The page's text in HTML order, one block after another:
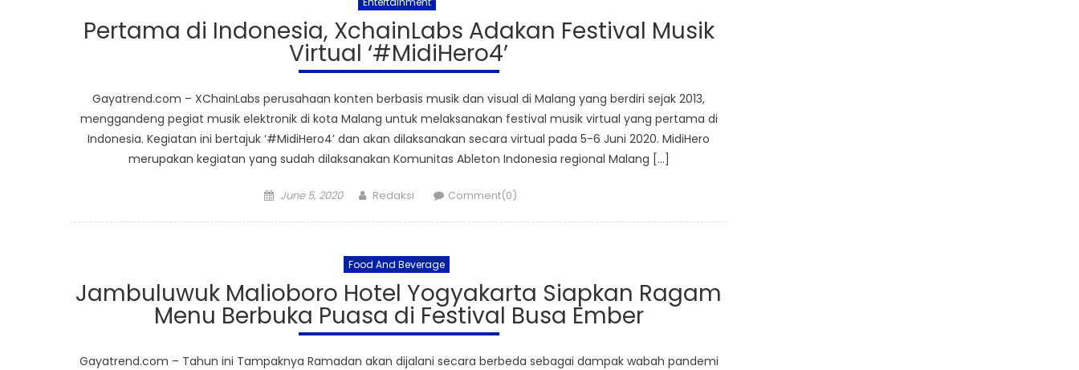
Pertama di Indonesia, XchainLabs Adakan Festival Musik
Virtual ‘#MidiHero4’
Gayatrend.com – XChainLabs perusahaan konten berbasis musik dan visual di Malang yang berdiri sejak 2013,
menggandeng pegiat musik elektronik di kota Malang untuk melaksanakan festival musik virtual yang pertama di
Indonesia. Kegiatan ini bertajuk ‘#MidiHero4’ dan akan dilaksanakan secara virtual pada 5-6 Juni 2020. MidiHero
merupakan kegiatan yang sudah dilaksanakan Komunitas Ableton Indonesia regional Malang […]
Posted
June 5, 2020 Author
Redaksi Comment(0)
Food And Beverage
Jambuluwuk Malioboro Hotel Yogyakarta Siapkan Ragam
Menu Berbuka Puasa di Festival Busa Ember
Gayatrend.com – Tahun ini Tampaknya Ramadan akan dijalani secara berbeda sebagai dampak wabah pandemi